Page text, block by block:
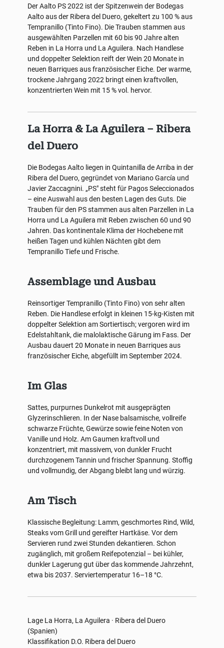
Der Aalto PS 2022 ist der Spitzenwein der Bodegas
Aalto aus der Ribera del Duero, gekeltert zu 100 % aus
Tempranillo (Tinto Fino). Die Trauben stammen aus
ausgewählten Parzellen mit 60 bis 90 Jahre alten
Reben in La Horra und La Aguilera. Nach Handlese
und doppelter Selektion reift der Wein 20 Monate in
neuen Barriques aus französischer Eiche. Der warme,
trockene Jahrgang 2022 bringt einen kraftvollen,
konzentrierten Wein mit 15 % vol. hervor.
La Horra & La Aguilera – Ribera
del Duero
Die Bodegas Aalto liegen in Quintanilla de Arriba in der
Ribera del Duero, gegründet von Mariano García und
Javier Zaccagnini. „PS" steht für Pagos Seleccionados
– eine Auswahl aus den besten Lagen des Guts. Die
Trauben für den PS stammen aus alten Parzellen in La
Horra und La Aguilera mit Reben zwischen 60 und 90
Jahren. Das kontinentale Klima der Hochebene mit
heißen Tagen und kühlen Nächten gibt dem
Tempranillo Tiefe und Frische.
Assemblage und Ausbau
Reinsortiger Tempranillo (Tinto Fino) von sehr alten
Reben. Die Handlese erfolgt in kleinen 15-kg-Kisten mit
doppelter Selektion am Sortiertisch; vergoren wird im
Edelstahltank, die malolaktische Gärung im Fass. Der
Ausbau dauert 20 Monate in neuen Barriques aus
französischer Eiche, abgefüllt im September 2024.
Im Glas
Sattes, purpurnes Dunkelrot mit ausgeprägten
Glyzerinschlieren. In der Nase balsamische, vollreife
schwarze Früchte, Gewürze sowie feine Noten von
Vanille und Holz. Am Gaumen kraftvoll und
konzentriert, mit massivem, von dunkler Frucht
durchzogenem Tannin und frischer Spannung. Stoffig
und vollmundig, der Abgang bleibt lang und würzig.
Am Tisch
Klassische Begleitung: Lamm, geschmortes Rind, Wild,
Steaks vom Grill und gereifter Hartkäse. Vor dem
Servieren rund zwei Stunden dekantieren. Schon
zugänglich, mit großem Reifepotenzial – bei kühler,
dunkler Lagerung gut über das kommende Jahrzehnt,
etwa bis 2037. Serviertemperatur 16–18 °C.
Lage La Horra, La Aguilera · Ribera del Duero
(Spanien)
Klassifikation D.O. Ribera del Duero